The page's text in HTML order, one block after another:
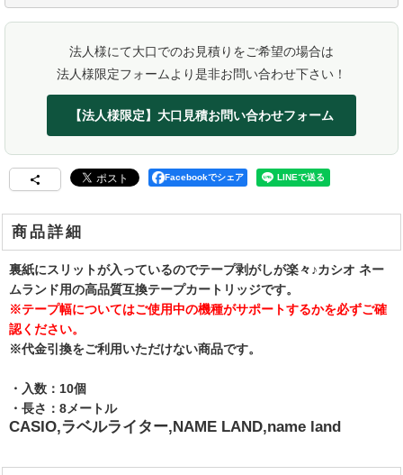
法人様にて大口でのお見積りをご希望の場合は
法人様限定フォームより是非お問い合わせ下さい！
【法人様限定】大口見積お問い合わせフォーム
Facebookでシェア
商品詳細
裏紙にスリットが入っているのでテープ剥がしが楽々♪カシオ ネー
ムランド用の高品質互換テープカートリッジです。
※テープ幅についてはご使用中の機種がサポートするかを必ずご確
認ください。
※代金引換をご利用いただけない商品です。
・入数：10個
・長さ：8メートル
CASIO,ラベルライター,NAME LAND,name land